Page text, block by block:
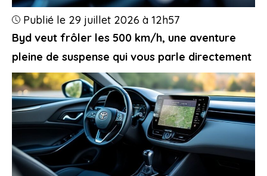
Byd veut frôler les 500 km/h, une aventure
pleine de suspense qui vous parle directement
Publié le 29 juillet 2026 à 12h57